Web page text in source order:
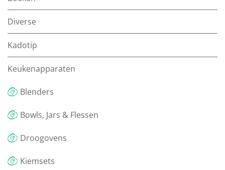
Diverse
Kadotip
Keukenapparaten
Blenders
Bowls, Jars & Flessen
Droogovens
Kiemsets